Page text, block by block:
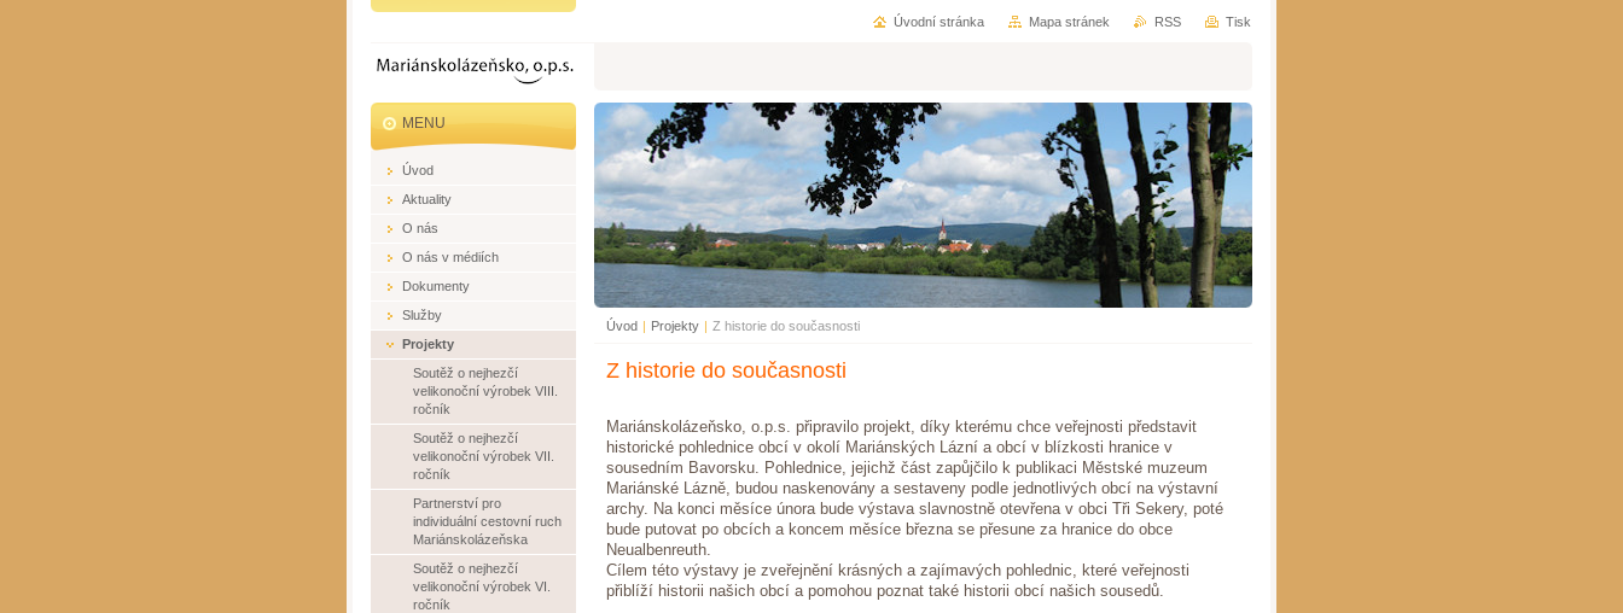
Úvod | Projekty | Z historie do současnosti
Z historie do současnosti
Mariánskolázeňsko, o.p.s. připravilo projekt, díky kterému chce veřejnosti představit
historické pohlednice obcí v okolí Mariánských Lázní a obcí v blízkosti hranice v
sousedním Bavorsku. Pohlednice, jejichž část zapůjčilo k publikaci Městské muzeum
Mariánské Lázně, budou naskenovány a sestaveny podle jednotlivých obcí na výstavní
archy. Na konci měsíce února bude výstava slavnostně otevřena v obci Tři Sekery, poté
bude putovat po obcích a koncem měsíce března se přesune za hranice do obce
Neualbenreuth.
Cílem této výstavy je zveřejnění krásných a zajímavých pohlednic, které veřejnosti
přiblíží historii našich obcí a pomohou poznat také historii obcí našich sousedů.
MENU
Úvod
Aktuality
O nás
O nás v médiích
Dokumenty
Služby
Projekty
Soutěž o nejhezčí
velikonoční výrobek VIII.
ročník
Soutěž o nejhezčí
velikonoční výrobek VII.
ročník
Partnerství pro
individuální cestovní ruch
Mariánskolázeňska
Soutěž o nejhezčí
velikonoční výrobek VI.
ročník
Úvodní stránka Mapa stránek RSS Tisk